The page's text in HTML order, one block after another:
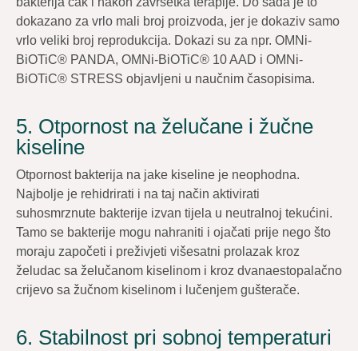
dokazano za vrlo mali broj proizvoda, jer je dokaziv samo
vrlo veliki broj reprodukcija. Dokazi su za npr. OMNi-
BiOTiC® PANDA, OMNi-BiOTiC® 10 AAD i OMNi-
BiOTiC® STRESS objavljeni u naučnim časopisima.
5. Otpornost na želučane i žučne
kiseline
Otpornost bakterija na jake kiseline je neophodna.
Najbolje je rehidrirati i na taj način aktivirati
suhosmrznute bakterije izvan tijela u neutralnoj tekućini.
Tamo se bakterije mogu nahraniti i ojačati prije nego što
moraju započeti i preživjeti višesatni prolazak kroz
želudac sa želučanom kiselinom i kroz dvanaestopalačno
crijevo sa žučnom kiselinom i lučenjem gušterače.
6. Stabilnost pri sobnoj temperaturi